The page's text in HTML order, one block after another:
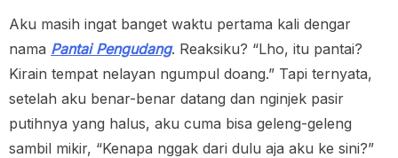
Aku masih ingat banget waktu pertama kali dengar
nama Pantai Pengudang. Reaksiku? “Lho, itu pantai?
Kirain tempat nelayan ngumpul doang.” Tapi ternyata,
setelah aku benar-benar datang dan nginjek pasir
putihnya yang halus, aku cuma bisa geleng-geleng
sambil mikir, “Kenapa nggak dari dulu aja aku ke sini?”